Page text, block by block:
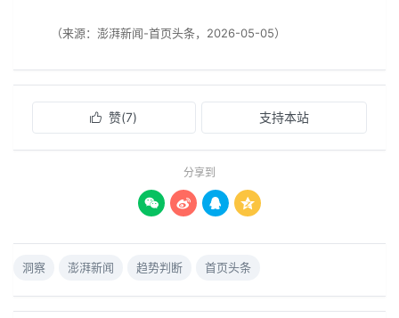
（来源：澎湃新闻-首页头条，2026-05-05）
 赞(7) 支持本站
分享到
   
洞察 澎湃新闻 趋势判断 首页头条